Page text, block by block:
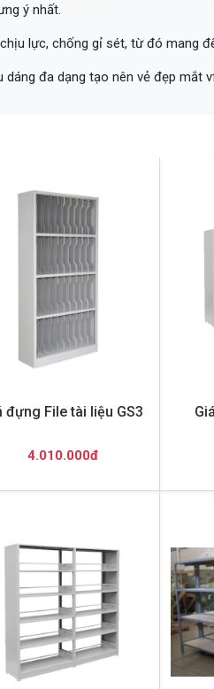
ý nhất.
lực, chống gỉ sét, từ đó mang
đa dạng tạo nên vẻ đẹp
đựng File tài liệu GS3
4.010.000đ